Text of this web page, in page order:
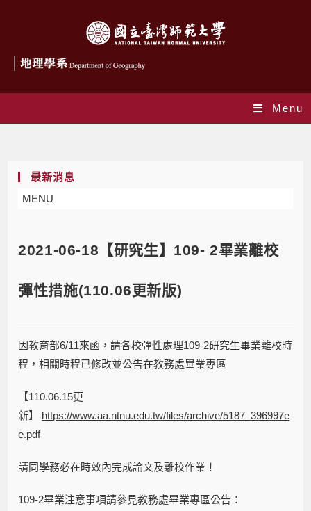
Menu
最新消息
MENU
2021-06-18【研究生】109- 2畢業離校
彈性措施(110.06更新版)
因教育部6/11來函，請各校彈性處理109-2研究生畢業離校時
程，相關時程已修改並公告在教務處畢業專區
【110.06.15更
新】 https://www.aa.ntnu.edu.tw/files/archive/5187_396997e
e.pdf
請同學務必在時效內完成論文及離校作業！
109-2畢業注意事項請參見教務處畢業專區公告：